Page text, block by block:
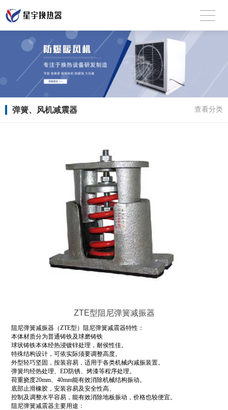
弹簧、风机减震器 查看分类
ZTE型阻尼弹簧减振器
阻尼弹簧减振器（ZTE型）阻尼弹簧减震器特性：
本体材质分为普通铸铁及球磨铸铁
球状铸铁本体经热浸镀锌处理，耐侯性佳。
特殊结构设计，可依实际须要调整高度。
外型轻巧坚固，按装容易，适用于各类机械内减振装置。
弹簧均经热处理、ED防锈、烤漆等程序处理。
荷重挠度20mm、40mm能有效消除机械结构振动。
底部止滑橡胶，安装容易及安全性高、
控制及调整水平容易，能有效消除地板振动，价格也较便宜。
阻尼弹簧减震器主要用途：